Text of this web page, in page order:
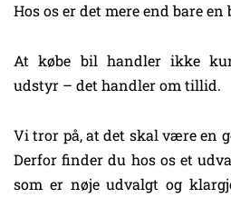
Hos os er det mere end bare
At købe bil handler ikke
udstyr – det handler om tillid.
Vi tror på, at det skal være en
Derfor finder du hos os et
som er nøje udvalgt og